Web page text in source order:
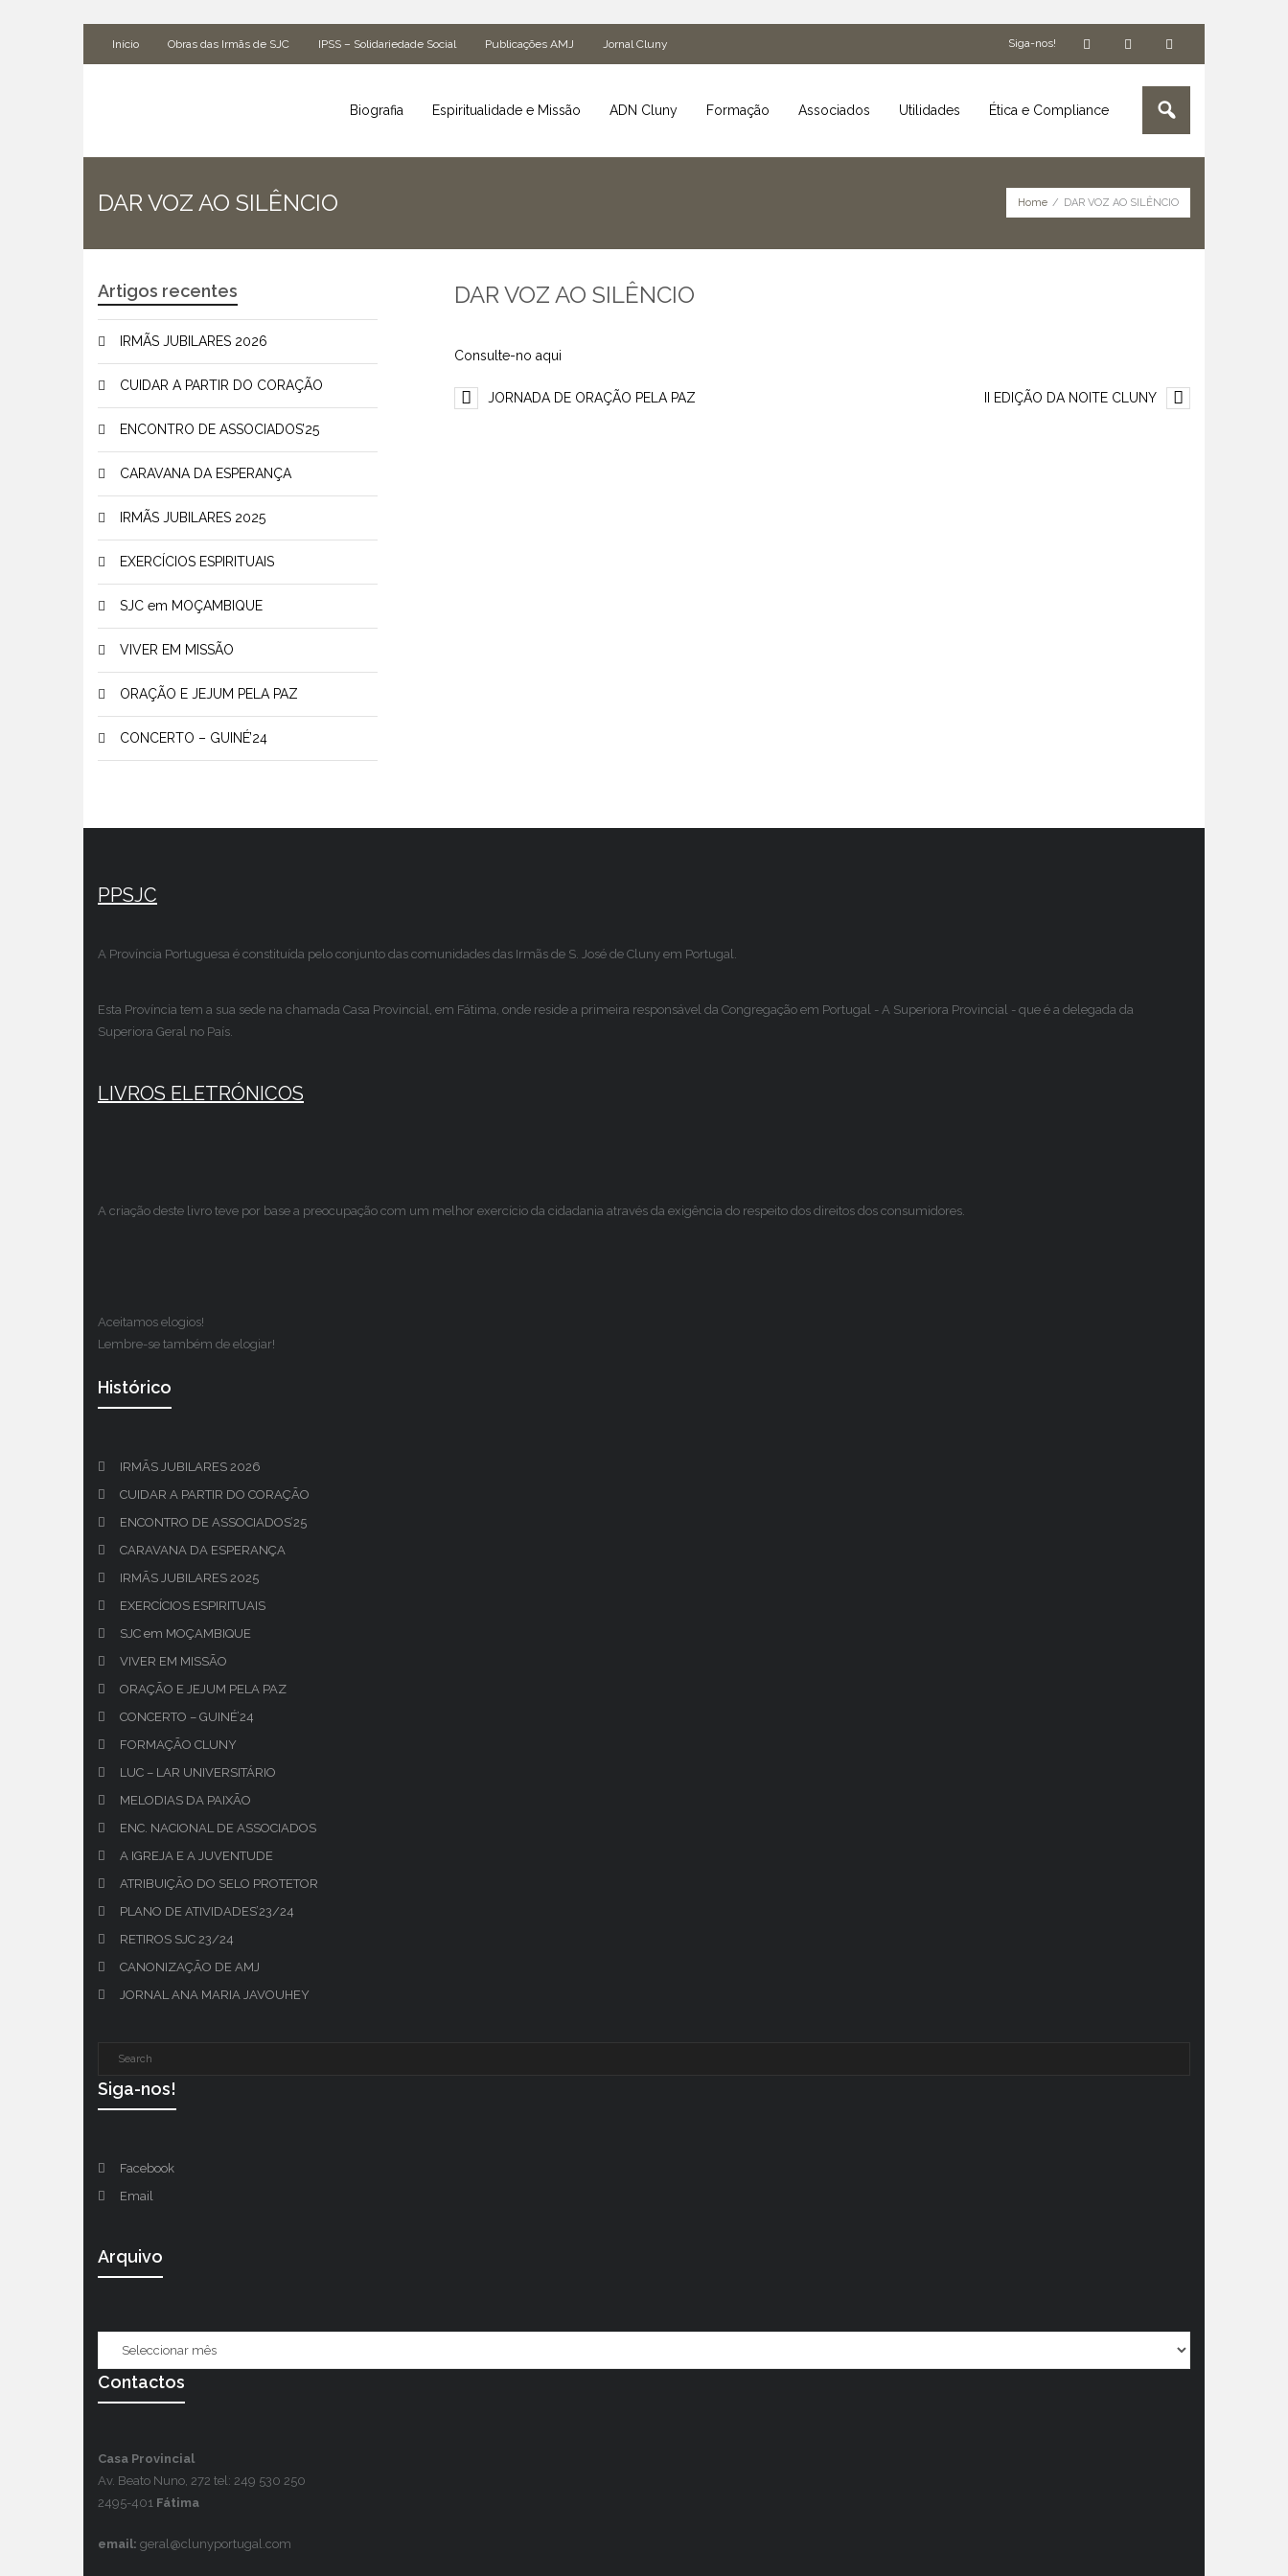
Início Obras das Irmãs de SJC IPSS – Solidariedade Social Publicações AMJ Jornal Cluny Siga-nos!
Biografia Espiritualidade e Missão ADN Cluny Formação Associados Utilidades Ética e Compliance
DAR VOZ AO SILÊNCIO Home / DAR VOZ AO SILÊNCIO
DAR VOZ AO SILÊNCIO
Consulte-no aqui
JORNADA DE ORAÇÃO PELA PAZ II EDIÇÃO DA NOITE CLUNY
Artigos recentes
IRMÃS JUBILARES 2026
CUIDAR A PARTIR DO CORAÇÃO
ENCONTRO DE ASSOCIADOS’25
CARAVANA DA ESPERANÇA
IRMÃS JUBILARES 2025
EXERCÍCIOS ESPIRITUAIS
SJC em MOÇAMBIQUE
VIVER EM MISSÃO
ORAÇÃO E JEJUM PELA PAZ
CONCERTO – GUINÉ’24
PPSJC
A Província Portuguesa é constituída pelo conjunto das comunidades das Irmãs de S. José de Cluny em Portugal.
Esta Província tem a sua sede na chamada Casa Provincial, em Fátima, onde reside a primeira responsável da Congregação em Portugal - A Superiora Provincial - que é a delegada da
Superiora Geral no País.
LIVROS ELETRÓNICOS
A criação deste livro teve por base a preocupação com um melhor exercício da cidadania através da exigência do respeito dos direitos dos consumidores.
Aceitamos elogios!
Lembre-se também de elogiar!
Histórico
IRMÃS JUBILARES 2026
CUIDAR A PARTIR DO CORAÇÃO
ENCONTRO DE ASSOCIADOS’25
CARAVANA DA ESPERANÇA
IRMÃS JUBILARES 2025
EXERCÍCIOS ESPIRITUAIS
SJC em MOÇAMBIQUE
VIVER EM MISSÃO
ORAÇÃO E JEJUM PELA PAZ
CONCERTO – GUINÉ’24
FORMAÇÃO CLUNY
LUC – LAR UNIVERSITÁRIO
MELODIAS DA PAIXÃO
ENC. NACIONAL DE ASSOCIADOS
A IGREJA E A JUVENTUDE
ATRIBUIÇÃO DO SELO PROTETOR
PLANO DE ATIVIDADES’23/24
RETIROS SJC 23/24
CANONIZAÇÃO DE AMJ
JORNAL ANA MARIA JAVOUHEY
Siga-nos!
Facebook
Email
Arquivo
Contactos
Casa Provincial
Av. Beato Nuno, 272 tel: 249 530 250
2495-401 Fátima
email: geral@clunyportugal.com